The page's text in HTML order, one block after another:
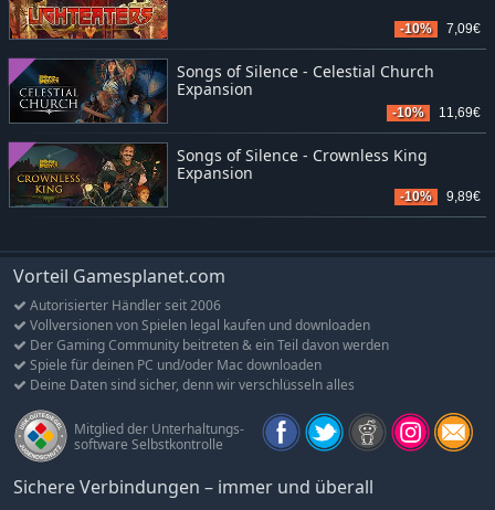
-10% 7,09€
Songs of Silence - Celestial Church
Expansion
-10% 11,69€
Songs of Silence - Crownless King
Expansion
-10% 9,89€
Vorteil Gamesplanet.com
Autorisierter Händler seit 2006
Vollversionen von Spielen legal kaufen und downloaden
Der Gaming Community beitreten & ein Teil davon werden
Spiele für deinen PC und/oder Mac downloaden
Deine Daten sind sicher, denn wir verschlüsseln alles
Mitglied der Unterhaltungs-
software Selbstkontrolle
Sichere Verbindungen – immer und überall